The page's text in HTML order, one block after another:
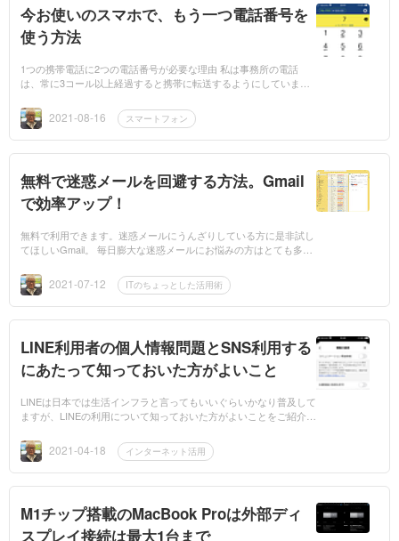
今お使いのスマホで、もう一つ電話番号を
使う方法
1つの携帯電話に2つの電話番号が必要な理由 私は事務所の電話
は、常に3コール以上経過すると携帯に転送するようにしていま
いますが、携帯電話...
2021-08-16 スマートフォン
無料で迷惑メールを回避する方法。Gmail
で効率アップ！
無料で利用できます。迷惑メールにうんざりしている方に是非試し
てほしいGmail。 毎日膨大な迷惑メールにお悩みの方はとても多い
どのネット...2021-07-12 ITのちょっとした活用術
LINE利用者の個人情報問題とSNS利用する
にあたって知っておいた方がよいこと
LINEは日本では生活インフラと言ってもいいぐらいかなり普及して
ますが、LINEの利用について知っておいた方がよいことをご紹介い
らアクセス可能な...
2021-04-18 インターネット活用
M1チップ搭載のMacBook Proは外部ディ
スプレイ接続は最大1台まで